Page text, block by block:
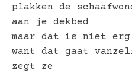
plakken de
aan je dekbed
maar dat is niet erg
want dat gaat
zegt ze